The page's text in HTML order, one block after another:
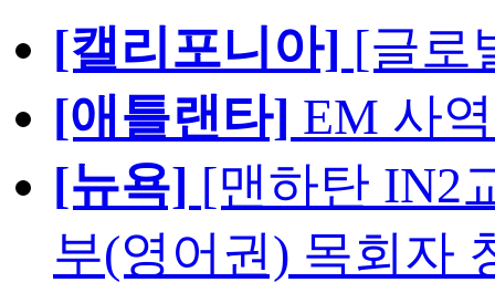
[캘리포니아] [글로
[애틀랜타] EM 사
[뉴욕] [맨하탄 IN2
부(영어권) 목회자